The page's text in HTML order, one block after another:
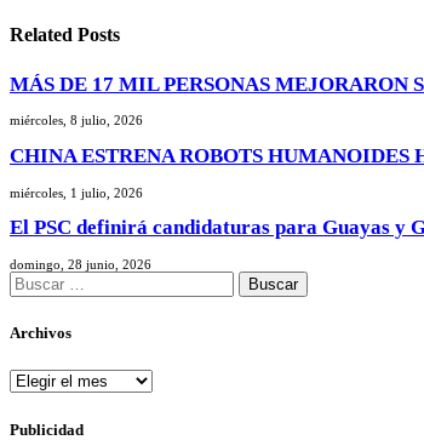
Related Posts
MÁS DE 17 MIL PERSONAS MEJORARON
miércoles, 8 julio, 2026
CHINA ESTRENA ROBOTS HUMANOIDES
miércoles, 1 julio, 2026
El PSC definirá candidaturas para Guayas y
domingo, 28 junio, 2026
Buscar:
Archivos
Archivos
Publicidad